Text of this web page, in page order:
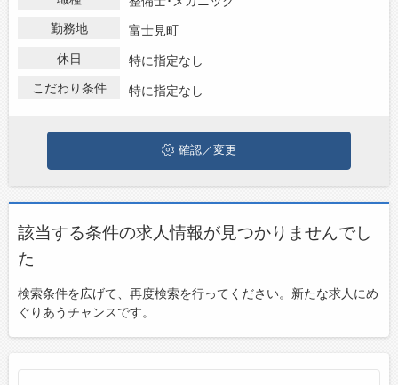
転職支援サービス
転職ノウハウ(応募書類の書き方・面接対策など)
転職・採用コラム
カニックの求人情報を0件取り扱っています。
ハローワークにはない求人も多数扱っており、転職だけでなく、
富士見町で整備士･メカニックのアルバイト・パートの求人・転
職情報を探している方は、ぜひ興味のある職種に応募してみてく
勤務地
富士見町
休日
特に指定なし
こだわり条件
特に指定なし
確認／変更
該当する条件の求人情報が見つかりませんでし
た
検索条件を広げて、再度検索を行ってください。新たな求人にめ
ぐりあうチャンスです。